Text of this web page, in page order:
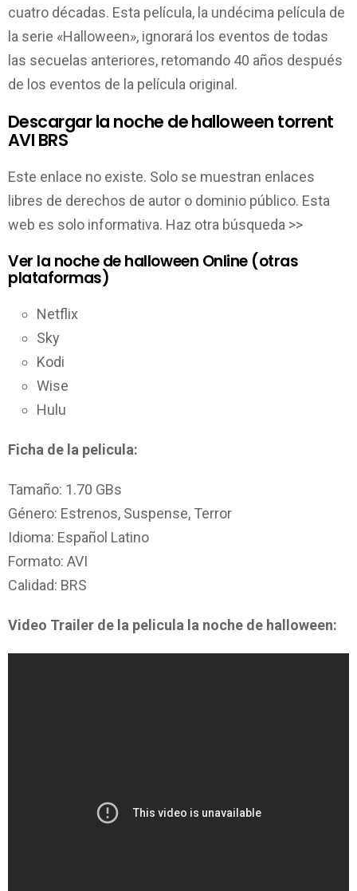
cuatro décadas. Esta película, la undécima película de
la serie «Halloween», ignorará los eventos de todas
las secuelas anteriores, retomando 40 años después
de los eventos de la película original.
Descargar la noche de halloween torrent
AVI BRS
Este enlace no existe. Solo se muestran enlaces
libres de derechos de autor o dominio público. Esta
web es solo informativa. Haz otra búsqueda >>
Ver la noche de halloween Online (otras
plataformas)
Netflix
Sky
Kodi
Wise
Hulu
Ficha de la pelicula:
Tamaño: 1.70 GBs
Género: Estrenos, Suspense, Terror
Idioma: Español Latino
Formato: AVI
Calidad: BRS
Video Trailer de la pelicula la noche de halloween: